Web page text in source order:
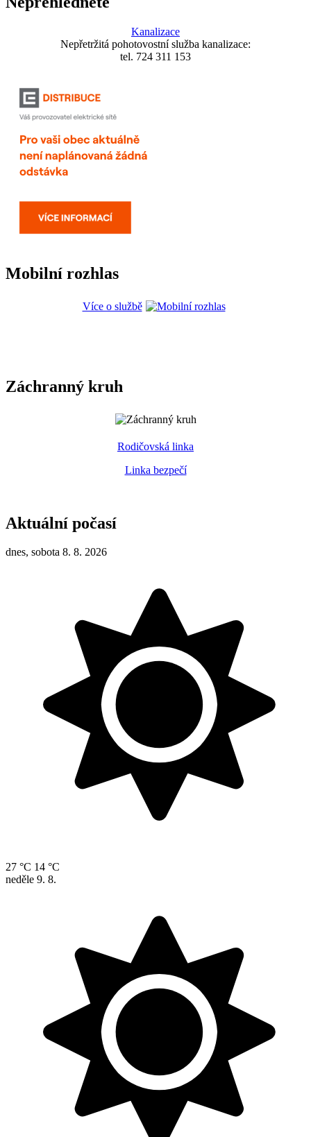
Kanalizace
Nepřetržitá pohotovostní služba kanalizace:
tel. 724 311 153
Mobilní rozhlas
Více o službě
Záchranný kruh
Rodičovská linka
Linka bezpečí
Aktuální počasí
dnes, sobota 8. 8. 2026
27 °C 14 °C
neděle 9. 8.